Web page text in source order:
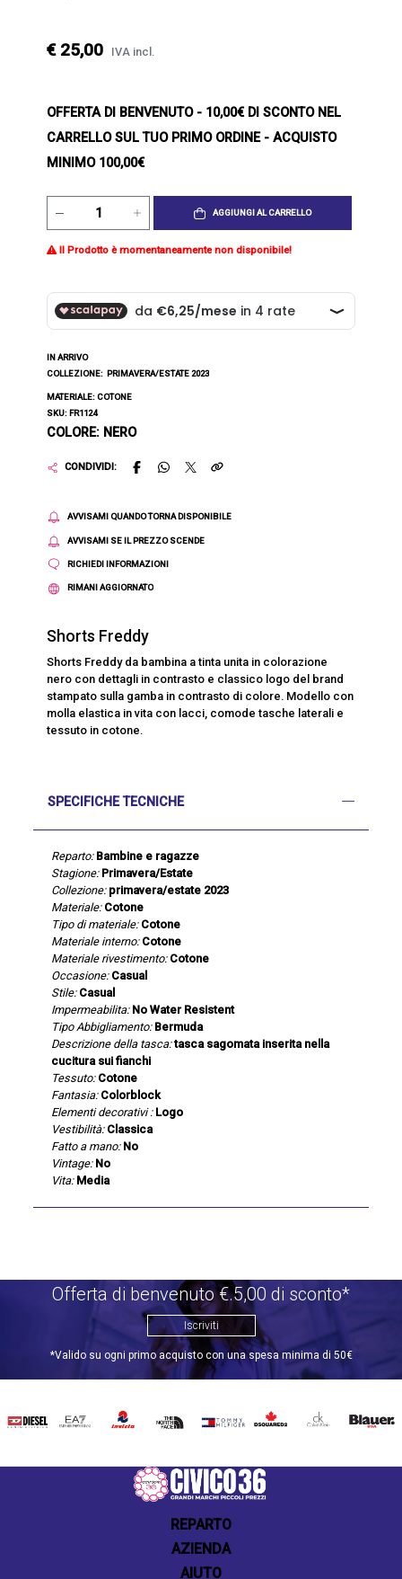
€ 25,00 IVA incl.
OFFERTA DI BENVENUTO- 10,00€ DI SCONTO NEL
CARRELLO SUL TUO PRIMO ORDINE - ACQUISTO
MINIMO 100,00€
AGGIUNGI AL CARRELLO
Il Prodotto è momentaneamente non disponibile!
IN ARRIVO
COLLEZIONE: PRIMAVERA/ESTATE 2023
MATERIALE: COTONE
SKU: FR1124
COLORE: NERO
CONDIVIDI:
AVVISAMI QUANDO TORNA DISPONIBILE
AVVISAMI SE IL PREZZO SCENDE
RICHIEDI INFORMAZIONI
RIMANI AGGIORNATO
Shorts Freddy
Shorts Freddy da bambina a tinta unita in colorazione
nero con dettagli in contrasto e classico logo del brand
stampato sulla gamba in contrasto di colore. Modello con
molla elastica in vita con lacci, comode tasche laterali e
tessuto in cotone.
SPECIFICHE TECNICHE
Reparto: Bambine e ragazze
Stagione: Primavera/Estate
Collezione: primavera/estate 2023
Materiale: Cotone
Tipo di materiale: Cotone
Materiale interno: Cotone
Materiale rivestimento: Cotone
Occasione: Casual
Stile: Casual
Impermeabilita: No Water Resistent
Tipo Abbigliamento: Bermuda
Descrizione della tasca: tasca sagomata inserita nella
cucitura sui fianchi
Tessuto: Cotone
Fantasia: Colorblock
Elementi decorativi : Logo
Vestibilità: Classica
Fatto a mano: No
Vintage: No
Vita: Media
Offerta di benvenuto €.5,00 di sconto*
Iscriviti
*Valido su ogni primo acquisto con una spesa minima di 50€
DIESEL EA7 INVICTATHE
TOMMY
DSQUARED2
CALVIN BLAUER
REPARTO
AZIENDA
AIUTO